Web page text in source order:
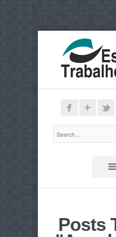
Posts